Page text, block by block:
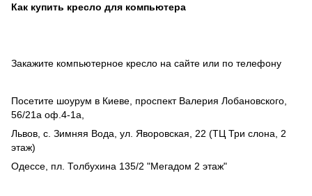
Как купить кресло для компьютера
Закажите компьютерное кресло на сайте или по телефону
Посетите шоурум в Киеве, проспект Валерия Лобановского,
56/21а оф.4-1а,
Львов, с. Зимняя Вода, ул. Яворовская, 22 (ТЦ Три слона, 2
этаж)
Одессе, пл. Толбухина 135/2 "Мегадом 2 этаж"